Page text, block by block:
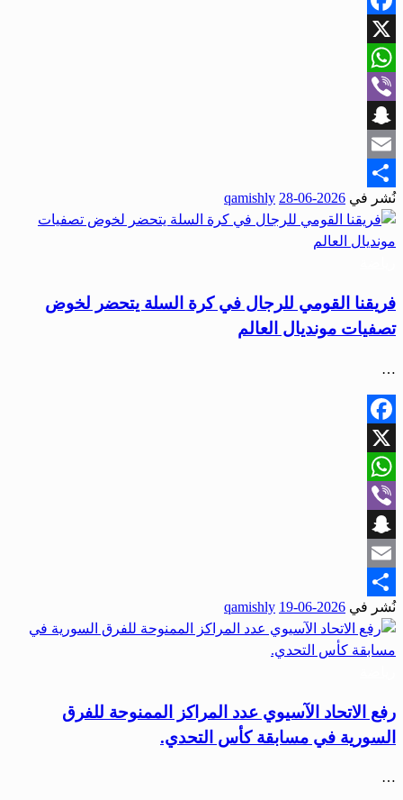
Facebook
X
WhatsApp
Viber
Snapchat
Email
Share
نُشر في 2026-06-28
qamishly
فريقنا القومي للرجال في كرة السلة يتحضر لخوض
تصفيات مونديال العالم
…
Facebook
X
WhatsApp
Viber
Snapchat
Email
Share
نُشر في 2026-06-19
qamishly
رفع الاتحاد الآسيوي عدد المراكز الممنوحة للفرق
السورية في مسابقة كأس التحدي.
…